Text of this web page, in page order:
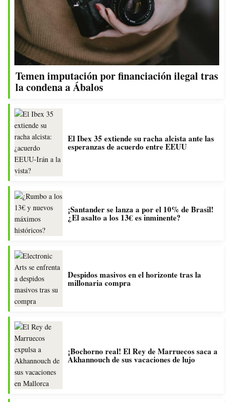
Temen imputación por financiación ilegal tras
la condena a Ábalos
El Ibex 35 extiende su racha alcista ante las
esperanzas de acuerdo entre EEUU
¡Santander se lanza a por el 10% de Brasil!
¿El asalto a los 13€ es inminente?
Despidos masivos en el horizonte tras la
millonaria compra
¡Bochorno real! El Rey de Marruecos saca a
Akhannouch de sus vacaciones de lujo